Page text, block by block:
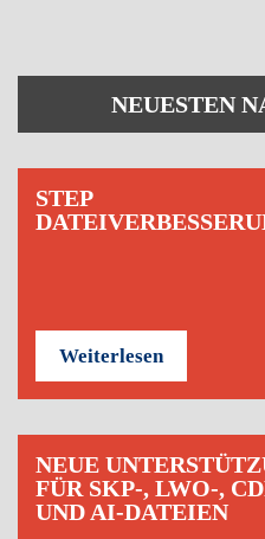
NEUESTEN
STEP
Weiterlesen
NEUE
FÜR SKP-, LWO-,
UND AI-DATEIEN